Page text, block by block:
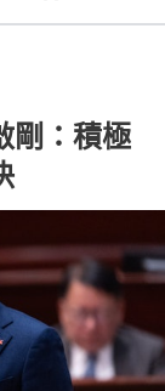
剛：積極